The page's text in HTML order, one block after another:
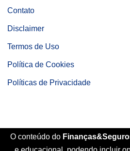
Contato
Disclaimer
Termos de Uso
Política de Cookies
Políticas de Privacidade
O conteúdo do